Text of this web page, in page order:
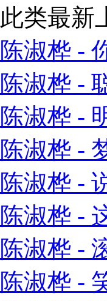
此类最新
陈淑桦 -
陈淑桦 -
陈淑桦 -
陈淑桦 -
陈淑桦 -
陈淑桦 -
陈淑桦 -
陈淑桦 -